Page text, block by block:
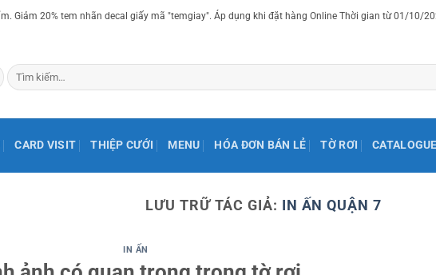
Giảm 20% tem nhãn decal giấy mã "temgiay". Áp dụng khi đặt hàng Online Thời gian từ 01/10/
Tìm
kiếm:
CARD VISIT THIỆP CƯỚI MENU HÓA ĐƠN BÁN LẺ TỜ RƠI CATALOGUE
LƯU TRỮ TÁC GIẢ: IN ẤN QUẬN 7
IN ẤN